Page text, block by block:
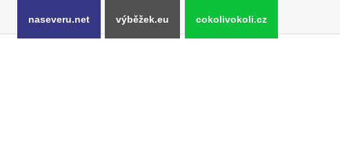
naseveru.net výběžek.eu cokolivokoli.cz